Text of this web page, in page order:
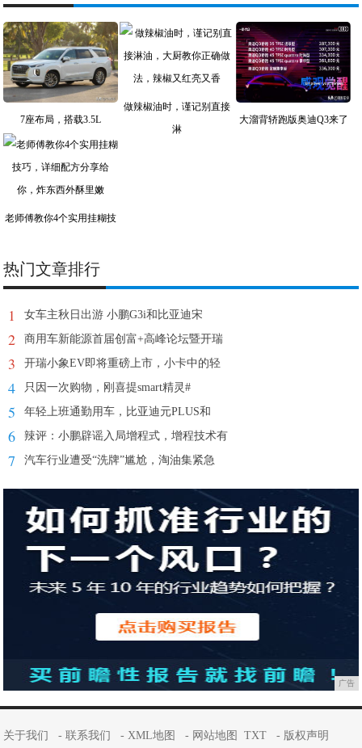
7座布局，搭载3.5L
做辣椒油时，谨记别直接
淋
大溜背轿跑版奥迪Q3来了
老师傅教你4个实用挂糊技
热门文章排行
1 女车主秋日出游 小鹏G3i和比亚迪宋
2 商用车新能源首届创富+高峰论坛暨开瑞
3 开瑞小象EV即将重磅上市，小卡中的轻
4 只因一次购物，刚喜提smart精灵#
5 年轻上班通勤用车，比亚迪元PLUS和
6 辣评：小鹏辟谣入局增程式，增程技术有
7 汽车行业遭受“洗牌”尴尬，淘油集紧急
广告
关于我们 -联系我们 -XML地图 - 网站地图 TXT - 版权声明